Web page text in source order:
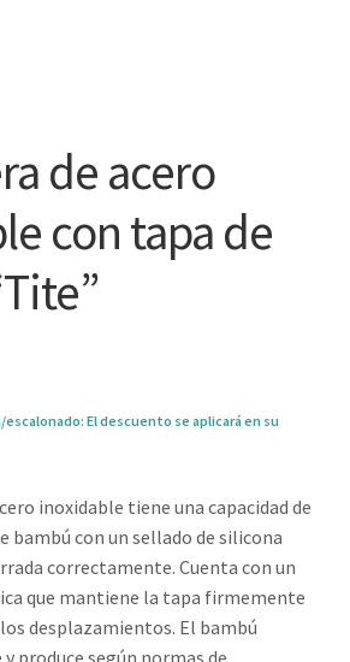
de acero
con tapa de
El descuento se aplicará en su
inoxidable tiene una capacidad de
bambú con un sellado de silicona
correctamente. Cuenta con un
que mantiene la tapa firmemente
desplazamientos. El bambú